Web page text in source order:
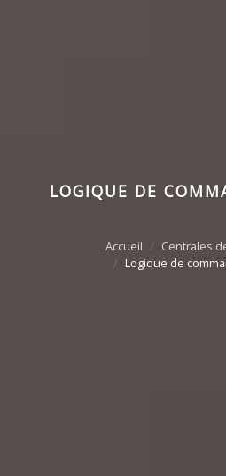
LOGIQUE DE
Accueil
Centrales
Logique de